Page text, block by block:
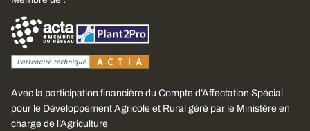
Avec la participation financière du Compte d’Affectation Spécial
pour le Développement Agricole et Rural géré par le Ministère en
charge de l’Agriculture